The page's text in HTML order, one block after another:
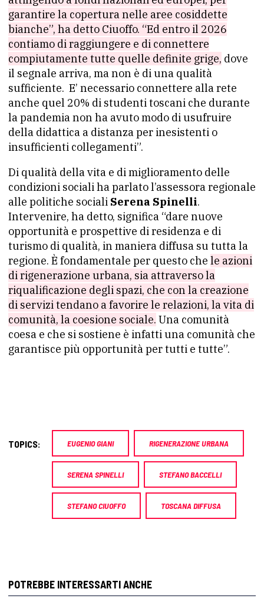
garantire la copertura nelle aree cosiddette
bianche”, ha detto Ciuoffo. “Ed entro il 2026
contiamo di raggiungere e di connettere
compiutamente tutte quelle definite grige, dove
il segnale arriva, ma non è di una qualità
sufficiente. E’ necessario connettere alla rete
anche quel 20% di studenti toscani che durante
la pandemia non ha avuto modo di usufruire
della didattica a distanza per inesistenti o
insufficienti collegamenti”.
Di qualità della vita e di miglioramento delle
condizioni sociali ha parlato l’assessora regionale
alle politiche sociali Serena Spinelli.
Intervenire, ha detto, significa “dare nuove
opportunità e prospettive di residenza e di
turismo di qualità, in maniera diffusa su tutta la
regione. È fondamentale per questo che le azioni
di rigenerazione urbana, sia attraverso la
riqualificazione degli spazi, che con la creazione
di servizi tendano a favorire le relazioni, la vita di
comunità, la coesione sociale. Una comunità
coesa e che si sostiene è infatti una comunità che
garantisce più opportunità per tutti e tutte”.
TOPICS: EUGENIO GIANI RIGENERAZIONE URBANA
SERENA SPINELLI STEFANO BACCELLI
STEFANO CIUOFFO TOSCANA DIFFUSA
POTREBBE INTERESSARTI ANCHE